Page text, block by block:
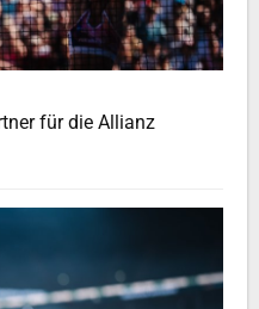
für die Allianz